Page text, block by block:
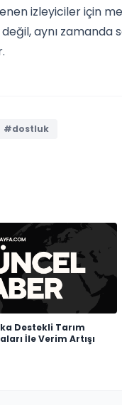
izleyiciler için
aynı zamanda
#dostluk
Destekli Tarım
İle Verim Artışı